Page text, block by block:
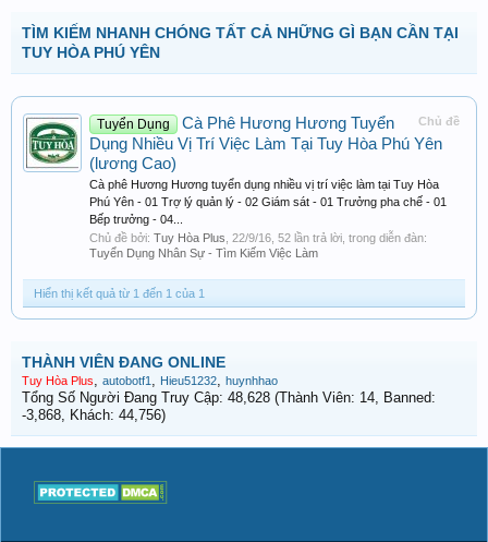
TÌM KIẾM NHANH CHÓNG TẤT CẢ NHỮNG GÌ BẠN CẦN TẠI
TUY HÒA PHÚ YÊN
Chủ đề
Tuyển Dụng
Cà Phê Hương Hương Tuyển
Dụng Nhiều Vị Trí Việc Làm Tại Tuy Hòa Phú Yên
(lương Cao)
Cà phê Hương Hương tuyển dụng nhiều vị trí việc làm tại Tuy Hòa
Phú Yên - 01 Trợ lý quản lý - 02 Giám sát - 01 Trưởng pha chế - 01
Bếp trưởng - 04...
Chủ đề bởi: Tuy Hòa Plus 22/9/16 , 52 lần trả lời, trong diễn đàn:
Tuyển Dụng Nhân Sự - Tìm Kiếm Việc Làm
Hiển thị kết quả từ 1 đến 1 của 1
THÀNH VIÊN ĐANG ONLINE
Tuy Hòa Plus, autobotf1 , Hieu51232, huynhhao
Tổng Số Người Đang Truy Cập: 48,628 (Thành Viên: 14, Banned:
-3,868, Khách: 44,756)